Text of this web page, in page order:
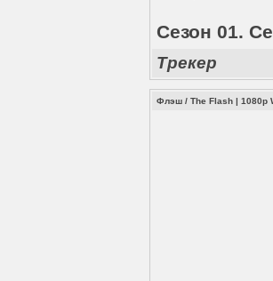
Сезон 01.
Трекер
Флэш / The Flash | 1080p